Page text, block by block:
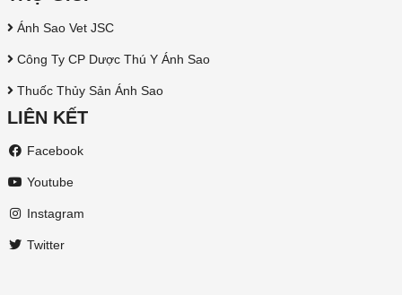
Ánh Sao Vet JSC
Công Ty CP Dược Thú Y Ánh Sao
Thuốc Thủy Sản Ánh Sao
LIÊN KẾT
Facebook
Youtube
Instagram
Twitter